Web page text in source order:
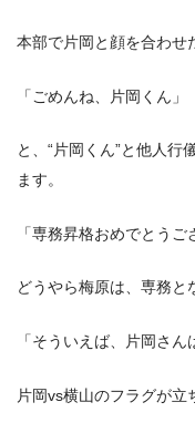
本部で片岡と顔を合わせ
「ごめんね、片岡くん」
と、“片岡くん”と他人行
ます。
「専務昇格おめでとうご
どうやら梅原は、専務と
「そういえば、片岡さん
片岡vs横山のフラグが立